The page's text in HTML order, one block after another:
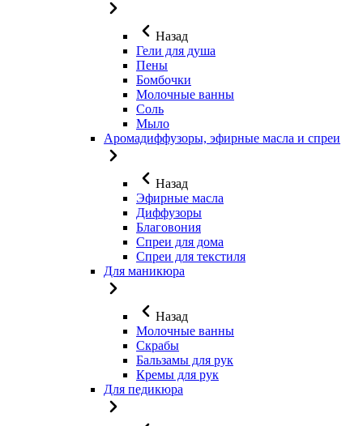
Назад
Гели для душа
Пены
Бомбочки
Молочные ванны
Соль
Мыло
Аромадиффузоры, эфирные масла и спреи
Назад
Эфирные масла
Диффузоры
Благовония
Спреи для дома
Спреи для текстиля
Для маникюра
Назад
Молочные ванны
Скрабы
Бальзамы для рук
Кремы для рук
Для педикюра